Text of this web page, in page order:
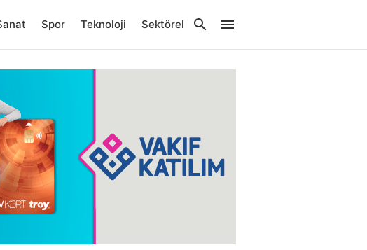
Spor Teknoloji Sektörel